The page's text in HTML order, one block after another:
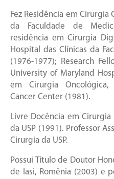
Fez Residência em Cirurgia
da Faculdade de
residência em Cirurgia
Hospital das Clínicas da
(1976-1977); Research
University of Maryland
em Cirurgia
Cancer Center (1981).
Livre Docência em
da USP (1991). Professor
Cirurgia da USP.
Possui Título de Doutor
de Iasi, Romênia (2003) e